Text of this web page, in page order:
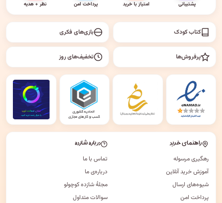
پشتیبانی امتیاز با خرید پرداخت امن نظر + هدیه
کتاب کودک بازی‌های فکری
پرفروش‌ها تخفیف‌های روز
راهنمای خرید
رهگیری مرسوله
آموزش خرید آنلاین
شیوه‌های ارسال
پرداخت امن
درباره شازده
تماس با ما
درباره‌ی ما
مجلهٔ شازده کوچولو
سوالات متداول